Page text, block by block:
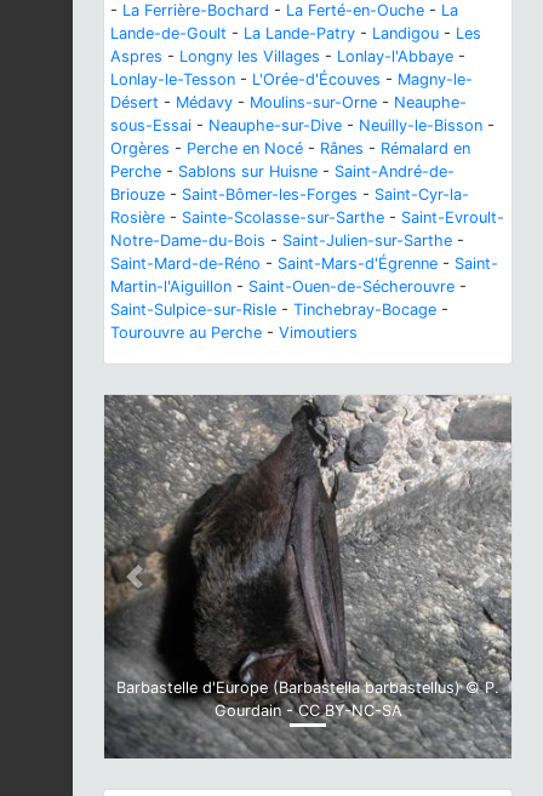
- La Ferrière-Bochard - La Ferté-en-Ouche - La
Lande-de-Goult - La Lande-Patry - Landigou - Les
Aspres - Longny les Villages - Lonlay-l'Abbaye -
Lonlay-le-Tesson - L'Orée-d'Écouves - Magny-le-
Désert - Médavy - Moulins-sur-Orne - Neauphe-
sous-Essai - Neauphe-sur-Dive - Neuilly-le-Bisson -
Orgères - Perche en Nocé - Rânes - Rémalard en
Perche - Sablons sur Huisne - Saint-André-de-
Briouze - Saint-Bômer-les-Forges - Saint-Cyr-la-
Rosière - Sainte-Scolasse-sur-Sarthe - Saint-Evroult-
Notre-Dame-du-Bois - Saint-Julien-sur-Sarthe -
Saint-Mard-de-Réno - Saint-Mars-d'Égrenne - Saint-
Martin-l'Aiguillon - Saint-Ouen-de-Sécherouvre -
Saint-Sulpice-sur-Risle - Tinchebray-Bocage -
Tourouvre au Perche - Vimoutiers
Barbastelle d'Europe (Barbastella barbastellus) © P.
Gourdain - CC BY-NC-SA
Previous Next